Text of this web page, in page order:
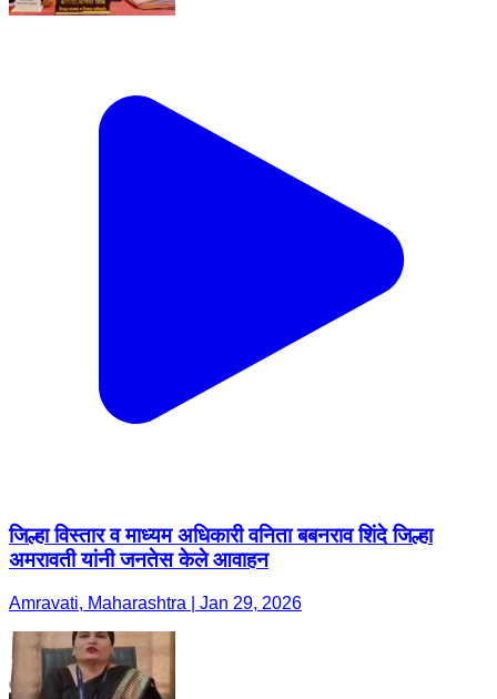
जिल्हा विस्तार व माध्यम अधिकारी वनिता बबनराव शिंदे जिल्हा
अमरावती यांनी जनतेस केले आवाहन
Amravati, Maharashtra | Jan 29, 2026